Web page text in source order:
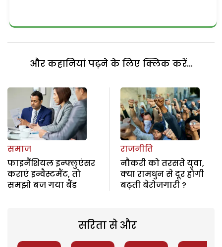
और कहानियां पढ़ने के लिए क्लिक करें...
समाज
फाइनैंशियल इन्फ्लुएंसर
कराएं इन्वैस्टमैंट, तो
समझो बज गया बैंड
राजनीति
नौकरी को तरसते युवा,
क्या रामधुन से दूर होगी
बढ़ती बेरोजगारी ?
सरिता से और